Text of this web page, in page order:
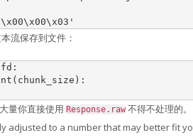
流保存到文件：
fd :
( chunk_size ):
量你直接使用 Response.raw 不得不处理的
adjusted to a number that may better fit